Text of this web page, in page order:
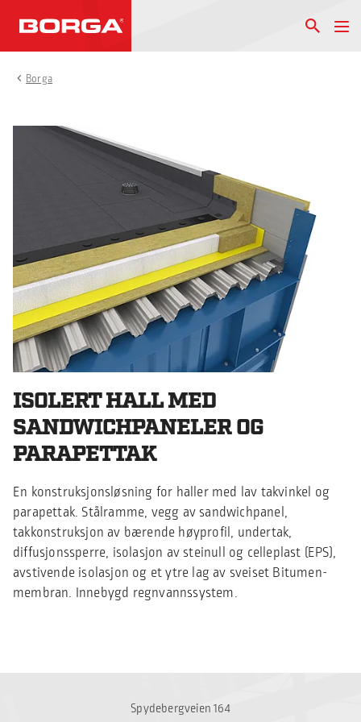
Borga
ISOLERT HALL MED
SANDWICHPANELER OG
PARAPETTAK
En konstruksjonsløsning for haller med lav takvinkel og
parapettak. Stålramme, vegg av sandwichpanel,
takkonstruksjon av bærende høyprofil, undertak,
diffusjonssperre, isolasjon av steinull og celleplast (EPS),
avstivende isolasjon og et ytre lag av sveiset Bitumen-
membran. Innebygd regnvannssystem.
Spydebergveien 164